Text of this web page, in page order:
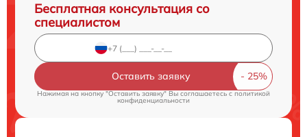
Бесплатная консультация со
специалистом
Оставить заявку
Нажимая на кнопку "Оставить заявку" Вы соглашаетесь cполитикой
конфиденциальности